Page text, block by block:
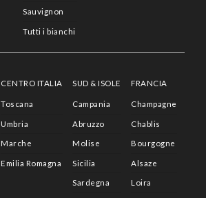
Sauvignon
Tutti i bianchi
CENTRO ITALIA
Toscana
Umbria
Marche
Emilia Romagna
SUD & ISOLE
Campania
Abruzzo
Molise
Sicilia
Sardegna
FRANCIA
Champagne
Chablis
Bourgogne
Alsaze
Loira